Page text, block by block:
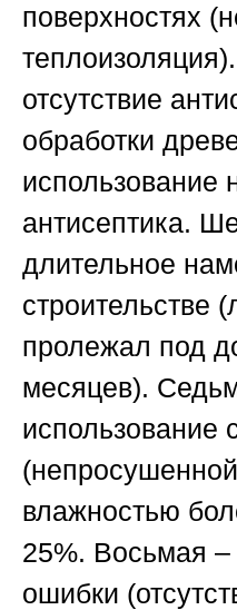
поверхностях
теплоизоляция).
отсутствие
обработки
использование
антисептика.
длительное
строительстве
пролежал под
месяцев).
использование
влажностью
25%. Восьмая –
ошибки